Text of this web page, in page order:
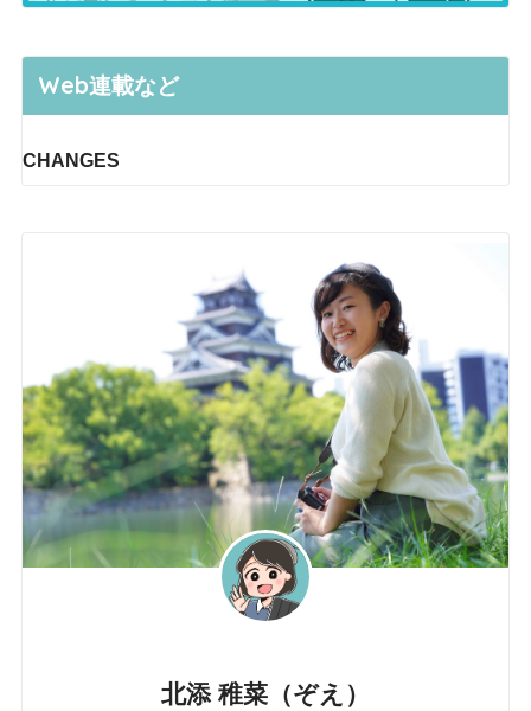
Web連載など
CHANGES
北添 稚菜（ぞえ）